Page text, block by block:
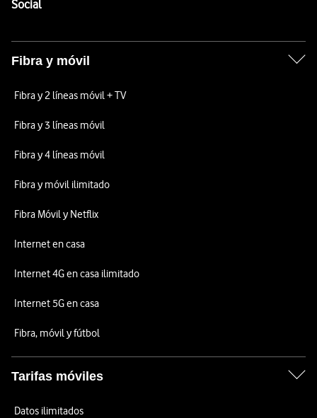
SocialEnlaces a las redes sociales de Vodafone
Fibra y móvil
Fibra y 2 líneas móvil + TV
Fibra y 3 líneas móvil
Fibra y 4 líneas móvil
Fibra y móvil ilimitado
Fibra Móvil y Netflix
Internet en casa
Internet 4G en casa ilimitado
Internet 5G en casa
Fibra, móvil y fútbol
Tarifas móviles
Datos ilimitados